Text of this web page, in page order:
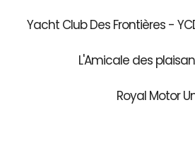
Yacht Club Des
L'Amicale des
Royal Motor